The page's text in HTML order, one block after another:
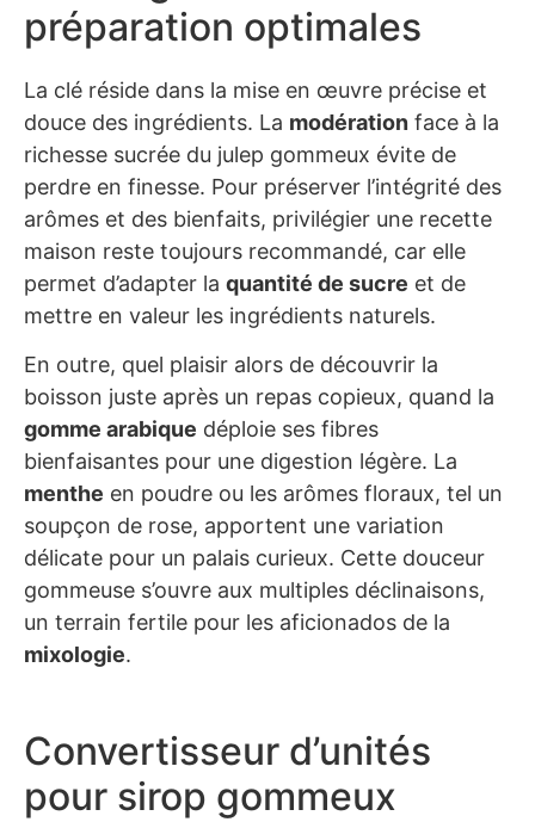
préparation optimales
La clé réside dans la mise en œuvre précise et
douce des ingrédients. La modération face à la
richesse sucrée du julep gommeux évite de
perdre en finesse. Pour préserver l’intégrité des
arômes et des bienfaits, privilégier une recette
maison reste toujours recommandé, car elle
permet d’adapter la quantité de sucre et de
mettre en valeur les ingrédients naturels.
En outre, quel plaisir alors de découvrir la
boisson juste après un repas copieux, quand la
gomme arabique déploie ses fibres
bienfaisantes pour une digestion légère. La
menthe en poudre ou les arômes floraux, tel un
soupçon de rose, apportent une variation
délicate pour un palais curieux. Cette douceur
gommeuse s’ouvre aux multiples déclinaisons,
un terrain fertile pour les aficionados de la
mixologie.
Convertisseur d’unités
pour sirop gommeux